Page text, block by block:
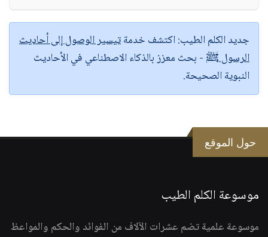
جديد الكلم الطيب:اكتشف خدمةتيسير الوصول إلى أحاديث
الرسول ﷺ - بحث معزز بالذكاء الاصطناعي في الأحاديث
النبوية الصحيحة.
حول الموقع
موسوعة الكلم الطيب
موسوعة علمية تضم عشرات الآلاف من الفوائد والحكم والمواعظ